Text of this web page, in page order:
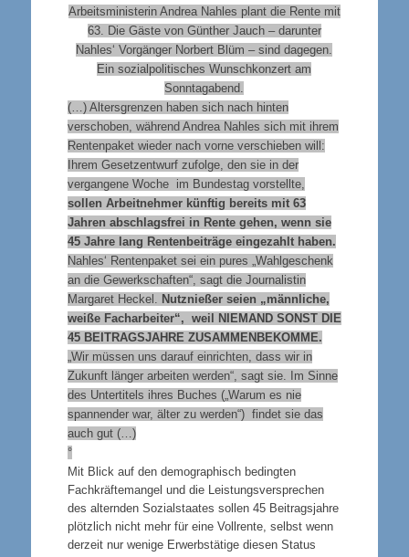
Arbeitsministerin Andrea Nahles plant die Rente mit
63. Die Gäste von Günther Jauch – darunter
Nahles‘ Vorgänger Norbert Blüm – sind dagegen.
Ein sozialpolitisches Wunschkonzert am
Sonntagabend.
(…) Altersgrenzen haben sich nach hinten
verschoben, während Andrea Nahles sich mit ihrem
Rentenpaket wieder nach vorne verschieben will:
Ihrem Gesetzentwurf zufolge, den sie in der
vergangene Woche im Bundestag vorstellte,
sollen Arbeitnehmer künftig bereits mit 63
Jahren abschlagsfrei in Rente gehen, wenn sie
45 Jahre lang Rentenbeiträge eingezahlt haben.
Nahles‘ Rentenpaket sei ein pures „Wahlgeschenk
an die Gewerkschaften“, sagt die Journalistin
Margaret Heckel. Nutznießer seien „männliche,
weiße Facharbeiter“, weil
NIEMAND SONST DIE
45 BEITRAGSJAHRE ZUSAMMENBEKOMME.
„Wir müssen uns darauf einrichten, dass wir in
Zukunft länger arbeiten werden“, sagt sie. Im Sinne
des Untertitels ihres Buches („Warum es nie
spannender war, älter zu werden“) findet sie das
auch gut (…)
°
Mit Blick auf den demographisch bedingten
Fachkräftemangel und die Leistungsversprechen
des alternden Sozialstaates sollen 45 Beitragsjahre
plötzlich nicht mehr für eine Vollrente, selbst wenn
derzeit nur wenige Erwerbstätige diesen Status